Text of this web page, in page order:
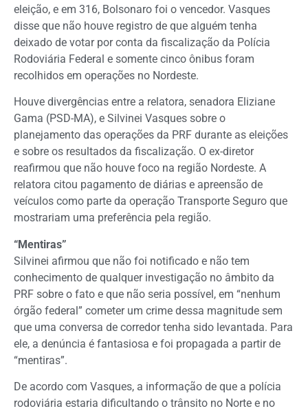
eleição, e em 316, Bolsonaro foi o vencedor. Vasques
disse que não houve registro de que alguém tenha
deixado de votar por conta da fiscalização da Polícia
Rodoviária Federal e somente cinco ônibus foram
recolhidos em operações no Nordeste.
Houve divergências entre a relatora, senadora Eliziane
Gama (PSD-MA), e Silvinei Vasques sobre o
planejamento das operações da PRF durante as eleições
e sobre os resultados da fiscalização. O ex-diretor
reafirmou que não houve foco na região Nordeste. A
relatora citou pagamento de diárias e apreensão de
veículos como parte da operação Transporte Seguro que
mostrariam uma preferência pela região.
“Mentiras”
Silvinei afirmou que não foi notificado e não tem
conhecimento de qualquer investigação no âmbito da
PRF sobre o fato e que não seria possível, em “nenhum
órgão federal” cometer um crime dessa magnitude sem
que uma conversa de corredor tenha sido levantada. Para
ele, a denúncia é fantasiosa e foi propagada a partir de
“mentiras”.
De acordo com Vasques, a informação de que a polícia
rodoviária estaria dificultando o trânsito no Norte e no